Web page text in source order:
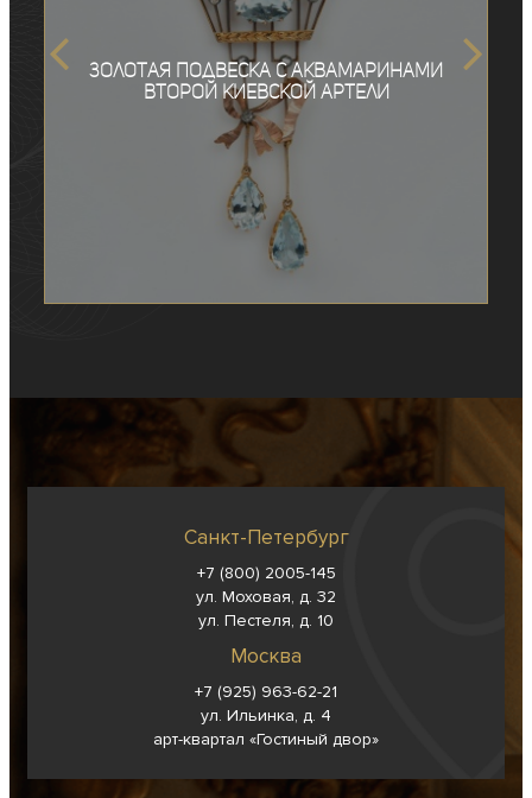
Золотая подвеска с аквамаринами
Второй Киевской Артели
Санкт-Петербург
+7 (800) 2005-145
ул. Моховая, д. 32
ул. Пестеля, д. 10
Москва
+7 (925) 963-62-21
ул. Ильинка, д. 4
арт-квартал «Гостиный двор»